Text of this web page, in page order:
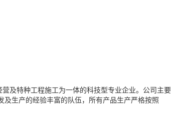
及特种工程施工为一体的科技型专业企业。公司主要
生产的经验丰富的队伍，所有产品生产严格按照